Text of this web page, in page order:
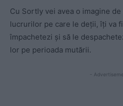
Cu Sortly vei avea o imagine
lucrurilor pe care le deții, îți va
împachetezi și să le
lor pe perioada mutării.
-